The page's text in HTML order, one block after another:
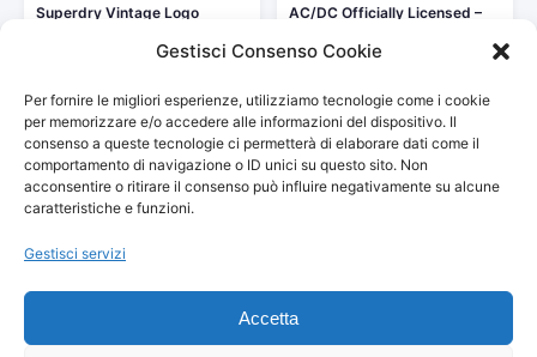
Gestisci Consenso Cookie
Per fornire le migliori esperienze, utilizziamo tecnologie come i cookie
per memorizzare e/o accedere alle informazioni del dispositivo. Il
consenso a queste tecnologie ci permetterà di elaborare dati come il
comportamento di navigazione o ID unici su questo sito. Non
acconsentire o ritirare il consenso può influire negativamente su alcune
caratteristiche e funzioni.
Gestisci servizi
Accetta
Superdry Vintage Logo
Vedi storico
AC/DC Officially Licensed –
Vintage…
Vedi storico
© 2026Arredamento Vintage, Retrò
Partecipante al Programma di Affiliazione Amazon EU, un programma